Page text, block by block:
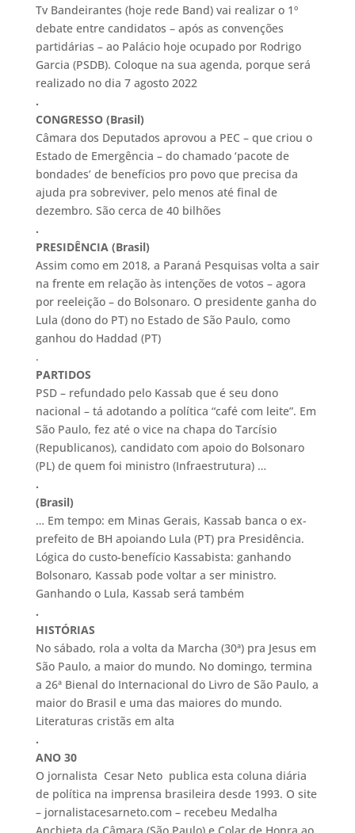
Tv Bandeirantes (hoje rede Band) vai realizar o 1º
debate entre candidatos – após as convenções
partidárias – ao Palácio hoje ocupado por Rodrigo
Garcia (PSDB). Coloque na sua agenda, porque será
realizado no dia 7 agosto 2022
.
CONGRESSO (Brasil)
Câmara dos Deputados aprovou a PEC – que criou o
Estado de Emergência – do chamado ‘pacote de
bondades’ de benefícios pro povo que precisa da
ajuda pra sobreviver, pelo menos até final de
dezembro. São cerca de 40 bilhões
.
PRESIDÊNCIA (Brasil)
Assim como em 2018, a Paraná Pesquisas volta a sair
na frente em relação às intenções de votos – agora
por reeleição – do Bolsonaro. O presidente ganha do
Lula (dono do PT) no Estado de São Paulo, como
ganhou do Haddad (PT)
.
PARTIDOS
PSD – refundado pelo Kassab que é seu dono
nacional – tá adotando a política “café com leite”. Em
São Paulo, fez até o vice na chapa do Tarcísio
(Republicanos), candidato com apoio do Bolsonaro
(PL) de quem foi ministro (Infraestrutura) …
.
(Brasil)
… Em tempo: em Minas Gerais, Kassab banca o ex-
prefeito de BH apoiando Lula (PT) pra Presidência.
Lógica do custo-benefício Kassabista: ganhando
Bolsonaro, Kassab pode voltar a ser ministro.
Ganhando o Lula, Kassab será também
.
HISTÓRIAS
No sábado, rola a volta da Marcha (30ª) pra Jesus em
São Paulo, a maior do mundo. No domingo, termina
a 26ª Bienal do Internacional do Livro de São Paulo, a
maior do Brasil e uma das maiores do mundo.
Literaturas cristãs em alta
.
ANO 30
O jornalista Cesar Neto publica esta coluna diária
de política na imprensa brasileira desde 1993. O site
– jornalistacesarneto.com – recebeu Medalha